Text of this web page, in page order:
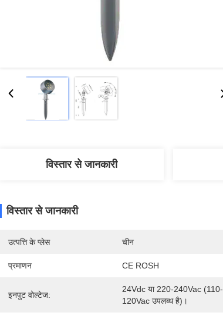
विस्तार से जानकारी
विस्तार से जानकारी
उत्पत्ति के प्लेस चीन
प्रमाणन CE ROSH
इनपुट वोल्टेज:
24Vdc या 220-240Vac (110-
120Vac उपलब्ध है)।